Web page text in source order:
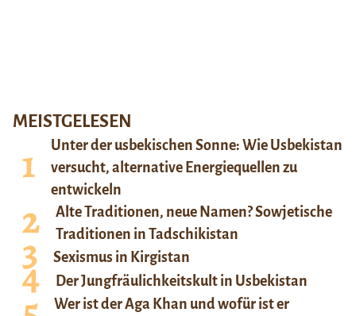
MEISTGELESEN
Unter der usbekischen Sonne: Wie Usbekistan
versucht, alternative Energiequellen zu
entwickeln
Alte Traditionen, neue Namen? Sowjetische
Traditionen in Tadschikistan
Sexismus in Kirgistan
Der Jungfräulichkeitskult in Usbekistan
Wer ist der Aga Khan und wofür ist er